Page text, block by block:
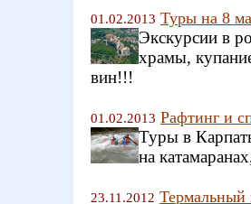
01.02.2013 Туры на 8
Экскурсии в
храмы,
вин!!!
01.02.2013 Рафтинг и
Туры в
на
23.11.2012 Термальный